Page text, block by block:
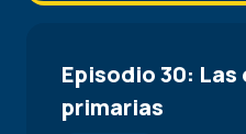
Episodio 30:
primarias